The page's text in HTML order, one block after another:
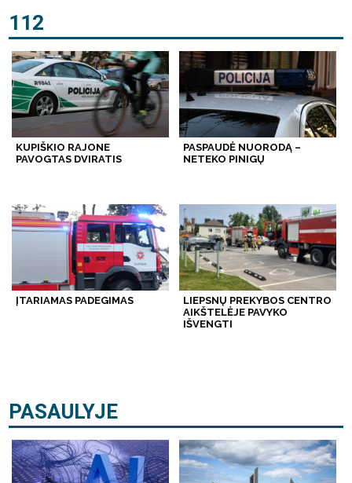
112
KUPIŠKIO RAJONE
PAVOGTAS DVIRATIS
PASPAUDĖ NUORODĄ –
NETEKO PINIGŲ
ĮTARIAMAS PADEGIMAS
LIEPSNŲ PREKYBOS CENTRO
AIKŠTELĖJE PAVYKO
IŠVENGTI
PASAULYJE